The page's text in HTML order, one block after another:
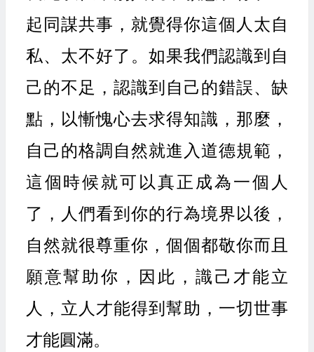
起同謀共事，就覺得你這個人太自
私、太不好了。如果我們認識到自
己的不足，認識到自己的錯誤、缺
點，以慚愧心去求得知識，那麼，
自己的格調自然就進入道德規範，
這個時候就可以真正成為一個人
了，人們看到你的行為境界以後，
自然就很尊重你，個個都敬你而且
願意幫助你，因此，識己才能立
人，立人才能得到幫助，一切世事
才能圓滿。